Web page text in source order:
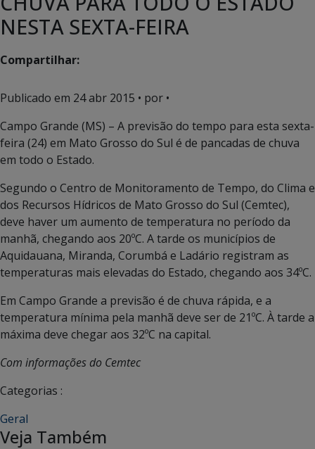
NESTA SEXTA-FEIRA
Compartilhar:
Publicado em 24 abr 2015 • por •
Campo Grande (MS) – A previsão do tempo para esta sexta-
feira (24) em Mato Grosso do Sul é de pancadas de chuva
em todo o Estado.
Segundo o Centro de Monitoramento de Tempo, do Clima e
dos Recursos Hídricos de Mato Grosso do Sul (Cemtec),
deve haver um aumento de temperatura no período da
manhã, chegando aos 20ºC. A tarde os municípios de
Aquidauana, Miranda, Corumbá e Ladário registram as
temperaturas mais elevadas do Estado, chegando aos 34ºC.
Em Campo Grande a previsão é de chuva rápida, e a
temperatura mínima pela manhã deve ser de 21ºC. À tarde a
máxima deve chegar aos 32ºC na capital.
Com informações do Cemtec
Categorias :
Geral
Veja Também